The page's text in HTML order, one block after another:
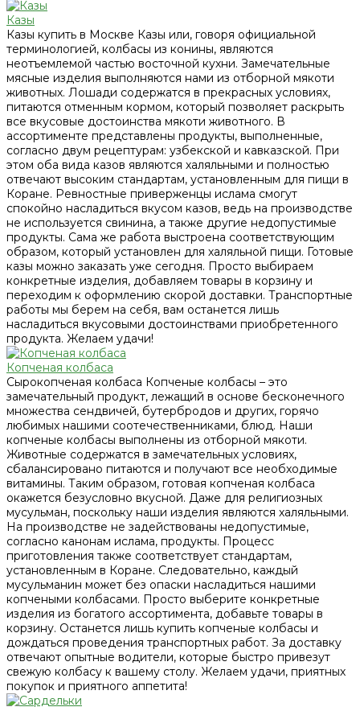
Казы
Казы купить в Москве Казы или, говоря официальной
терминологией, колбасы из конины, являются
неотъемлемой частью восточной кухни. Замечательные
мясные изделия выполняются нами из отборной мякоти
животных. Лошади содержатся в прекрасных условиях,
питаются отменным кормом, который позволяет раскрыть
все вкусовые достоинства мякоти животного. В
ассортименте представлены продукты, выполненные,
согласно двум рецептурам: узбекской и кавказской. При
этом оба вида казов являются халяльными и полностью
отвечают высоким стандартам, установленным для пищи в
Коране. Ревностные приверженцы ислама смогут
спокойно насладиться вкусом казов, ведь на производстве
не используется свинина, а также другие недопустимые
продукты. Сама же работа выстроена соответствующим
образом, который установлен для халяльной пищи. Готовые
казы можно заказать уже сегодня. Просто выбираем
конкретные изделия, добавляем товары в корзину и
переходим к оформлению скорой доставки. Транспортные
работы мы берем на себя, вам останется лишь
насладиться вкусовыми достоинствами приобретенного
продукта. Желаем удачи!
Копченая колбаса
Сырокопченая колбаса Копченые колбасы – это
замечательный продукт, лежащий в основе бесконечного
множества сендвичей, бутербродов и других, горячо
любимых нашими соотечественниками, блюд. Наши
копченые колбасы выполнены из отборной мякоти.
Животные содержатся в замечательных условиях,
сбалансировано питаются и получают все необходимые
витамины. Таким образом, готовая копченая колбаса
окажется безусловно вкусной. Даже для религиозных
мусульман, поскольку наши изделия являются халяльными.
На производстве не задействованы недопустимые,
согласно канонам ислама, продукты. Процесс
приготовления также соответствует стандартам,
установленным в Коране. Следовательно, каждый
мусульманин может без опаски насладиться нашими
копчеными колбасами. Просто выберите конкретные
изделия из богатого ассортимента, добавьте товары в
корзину. Останется лишь купить копченые колбасы и
дождаться проведения транспортных работ. За доставку
отвечают опытные водители, которые быстро привезут
свежую колбасу к вашему столу. Желаем удачи, приятных
покупок и приятного аппетита!